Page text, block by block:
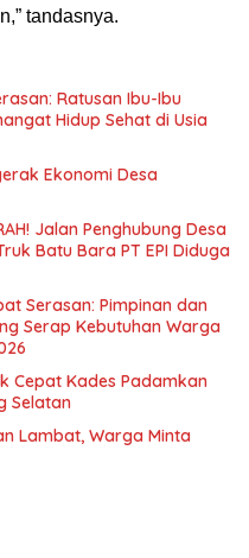
tandasnya.
Ratusan Ibu-Ibu
Hidup Sehat di Usia
Ekonomi Desa
Jalan Penghubung Desa
Batu Bara PT EPI Diduga
Serasan: Pimpinan dan
Serap Kebutuhan Warga
Cepat Kades Padamkan
Selatan
Lambat, Warga Minta